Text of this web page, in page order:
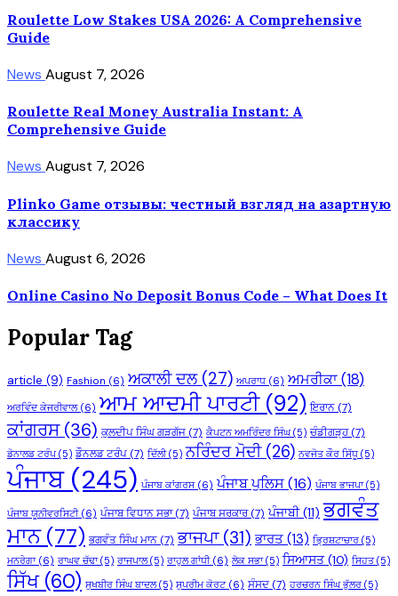
Roulette Low Stakes USA 2026: A Comprehensive
Guide
News August 7, 2026
Roulette Real Money Australia Instant: A
Comprehensive Guide
News August 7, 2026
Plinko Game отзывы: честный взгляд на азартную
классику
News August 6, 2026
Online Casino No Deposit Bonus Code – What Does It
Popular Tag
article (9) Fashion (6) ਅਕਾਲੀ ਦਲ(27) ਅਪਰਾਧ (6) ਅਮਰੀਕਾ(18)
ਅਰਵਿੰਦ ਕੇਜਰੀਵਾਲ(6) ਆਮ ਆਦਮੀ ਪਾਰਟੀ(92) ਇਰਾਨ (7)
ਕਾਂਗਰਸ(36) ਕੁਲਦੀਪ ਸਿੰਘ ਗੜਗੱਜ (7) ਕੈਪਟਨ ਅਮਰਿੰਦਰ ਸਿੰਘ(5) ਚੰਡੀਗੜ੍ਹ(7)
ਡੋਨਾਲਡ ਟਰੰਪ(5) ਡੌਨਲਡ ਟਰੰਪ (7) ਦਿੱਲੀ(5) ਨਰਿੰਦਰ ਮੋਦੀ(26) ਨਵਜੋਤ ਕੌਰ ਸਿੱਧੂ (5)
ਪੰਜਾਬ(245) ਪੰਜਾਬ ਕਾਂਗਰਸ(6) ਪੰਜਾਬ ਪੁਲਿਸ(16) ਪੰਜਾਬ ਭਾਜਪਾ(5)
ਪੰਜਾਬ ਯੂਨੀਵਰਸਿਟੀ(6) ਪੰਜਾਬ ਵਿਧਾਨ ਸਭਾ(7) ਪੰਜਾਬ ਸਰਕਾਰ(7) ਪੰਜਾਬੀ(11) ਭਗਵੰਤ
ਮਾਨ(77) ਭਗਵੰਤ ਸਿੰਘ ਮਾਨ (7) ਭਾਜਪਾ(31) ਭਾਰਤ (13) ਭ੍ਰਿਸ਼ਟਾਚਾਰ (5)
ਮਨਰੇਗਾ(6) ਰਾਘਵ ਚੱਢਾ(5) ਰਾਜਪਾਲ(5) ਰਾਹੁਲ ਗਾਂਧੀ(6) ਲੋਕ ਸਭਾ(5) ਸਿਆਸਤ(10) ਸਿਹਤ(5)
ਸਿੱਖ(60) ਸੁਖਬੀਰ ਸਿੰਘ ਬਾਦਲ(5) ਸੁਪਰੀਮ ਕੋਰਟ(6) ਸੰਸਦ (7) ਹਰਚਰਨ ਸਿੰਘ ਭੁੱਲਰ (5)